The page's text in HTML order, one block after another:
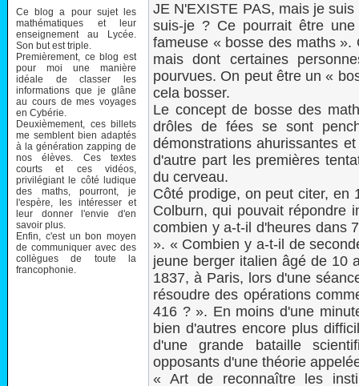
Ce blog a pour sujet les
mathématiques et leur
enseignement au Lycée.
Son but est triple.
Premièrement, ce blog est
pour moi une manière
idéale de classer les
informations que je glâne
au cours de mes voyages
en Cybérie.
Deuxièmement, ces billets
me semblent bien adaptés
à la génération zapping de
nos élèves. Ces textes
courts et ces vidéos,
privilégiant le côté ludique
des maths, pourront, je
l'espère, les intéresser et
leur donner l'envie d'en
savoir plus.
Enfin, c'est un bon moyen
de communiquer avec des
collègues de toute la
francophonie.
JE N'EXISTE PAS, mais je
suis-je ? Ce pourrait être
fameuse « bosse des maths ».
mais dont certaines
pourvues. On peut être un «
cela bosser.
Le concept de bosse des
drôles de fées se sont
démonstrations ahurissantes
d'autre part les premières
du cerveau.
Côté prodige, on peut citer, en
Colburn, qui pouvait répondre
combien y a-t-il d'heures dans
». « Combien y a-t-il de
jeune berger italien âgé de 10
1837, à Paris, lors d'une
résoudre des opérations
416 ? ». En moins d'une
bien d'autres encore plus
d'une grande bataille
opposants d'une théorie
« Art de reconnaître les